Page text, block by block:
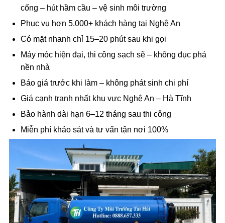
cống – hút hầm cầu – vệ sinh môi trường
Phục vụ hơn 5.000+ khách hàng tại Nghệ An
Có mặt nhanh chỉ 15–20 phút sau khi gọi
Máy móc hiện đại, thi công sạch sẽ – không đục phá
nền nhà
Báo giá trước khi làm – không phát sinh chi phí
Giá cạnh tranh nhất khu vực Nghệ An – Hà Tĩnh
Bảo hành dài hạn 6–12 tháng sau thi công
Miễn phí khảo sát và tư vấn tận nơi 100%